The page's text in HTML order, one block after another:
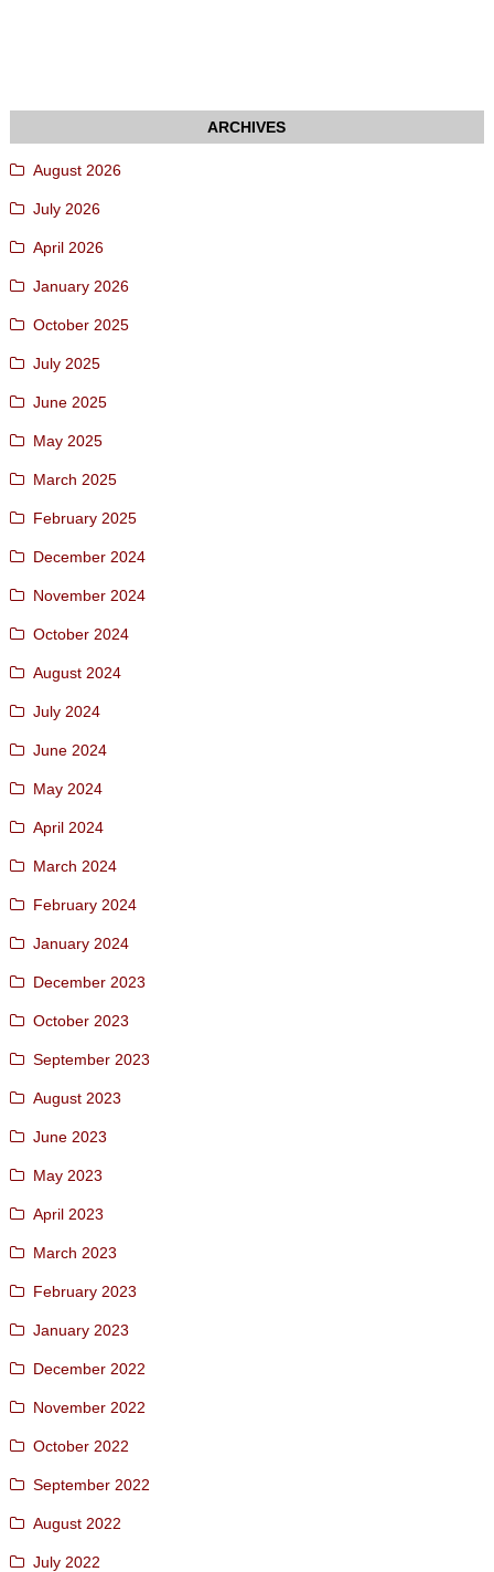
August 2026
July 2026
April 2026
January 2026
October 2025
July 2025
June 2025
May 2025
March 2025
February 2025
December 2024
November 2024
October 2024
August 2024
July 2024
June 2024
May 2024
April 2024
March 2024
February 2024
January 2024
December 2023
October 2023
September 2023
August 2023
June 2023
May 2023
April 2023
March 2023
February 2023
January 2023
December 2022
November 2022
October 2022
September 2022
August 2022
July 2022